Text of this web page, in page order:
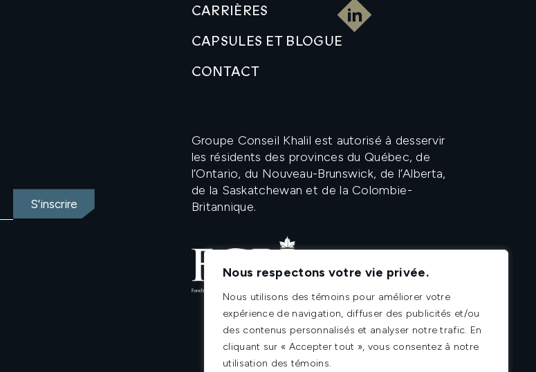
Nous respectons votre vie privée.
Nous utilisons des témoins pour améliorer votre
expérience de navigation, diffuser des publicités et/ou
des contenus personnalisés et analyser notre trafic. En
cliquant sur « Accepter tout », vous consentez à notre
utilisation des témoins.
CARRIÈRES
CAPSULES ET BLOGUE
CONTACT
Groupe Conseil Khalil est autorisé à desservir
les résidents des provinces du Québec, de
l’Ontario, du Nouveau-Brunswick, de l’Alberta,
de la Saskatchewan et de la Colombie-
Britannique.